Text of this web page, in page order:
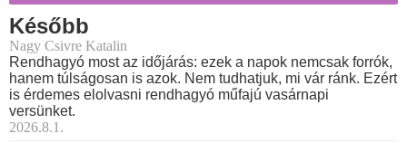
Később
Nagy Csivre Katalin
Rendhagyó most az időjárás: ezek a napok nemcsak forrók,
hanem túlságosan is azok. Nem tudhatjuk, mi vár ránk. Ezért
is érdemes elolvasni rendhagyó műfajú vasárnapi
versünket.
2026.8.1.